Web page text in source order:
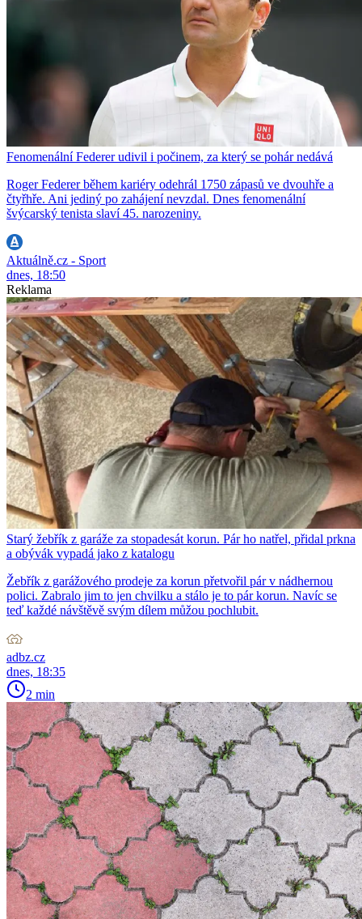
Fenomenální Federer udivil i počinem, za který se pohár nedává
Roger Federer během kariéry odehrál 1750 zápasů ve dvouhře a
čtyřhře. Ani jediný po zahájení nevzdal. Dnes fenomenální
švýcarský tenista slaví 45. narozeniny.
Aktuálně.cz - Sport
dnes, 18:50
Reklama
Starý žebřík z garáže za stopadesát korun. Pár ho natřel, přidal prkna
a obývák vypadá jako z katalogu
Žebřík z garážového prodeje za korun přetvořil pár v nádhernou
polici. Zabralo jim to jen chvilku a stálo je to pár korun. Navíc se
teď každé návštěvě svým dílem můžou pochlubit.
adbz.cz
dnes, 18:35
2 min